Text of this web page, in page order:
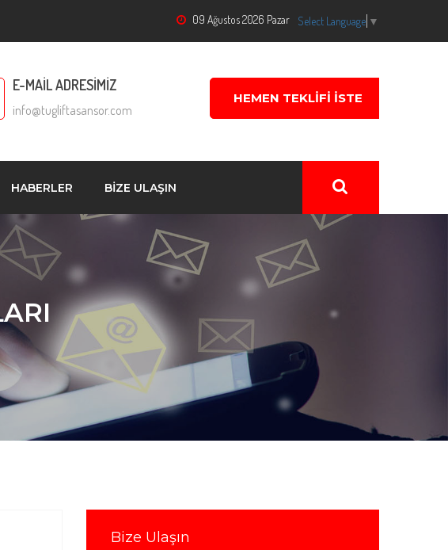
Select Language ▼
09 Ağustos 2026 Pazar
E-MAİL ADRESİMİZ
info@tugliftasansor.com
HEMEN TEKLİFİ İSTE
HABERLER BİZE ULAŞIN
Bize Ulaşın